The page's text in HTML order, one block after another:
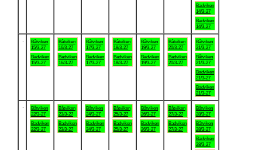
Badviken
14/3-27
Badviken
14/3-27
Båtviken
15/3-27
Badviken
15/3-27
Båtviken
16/3-27
Badviken
16/3-27
Båtviken
17/3-27
Badviken
17/3-27
Båtviken
18/3-27
Badviken
18/3-27
Båtviken
19/3-27
Badviken
19/3-27
Båtviken
20/3-27
Badviken
20/3-27
Båtviken
21/3-27
Båtviken
21/3-27
Badviken
21/3-27
Badviken
21/3-27
Båtviken
22/3-27
Badviken
22/3-27
Båtviken
23/3-27
Badviken
23/3-27
Båtviken
24/3-27
Badviken
24/3-27
Båtviken
25/3-27
Badviken
25/3-27
Båtviken
26/3-27
Badviken
26/3-27
Båtviken
27/3-27
Badviken
27/3-27
Båtviken
28/3-27
Båtviken
28/3-27
Badviken
28/3-27